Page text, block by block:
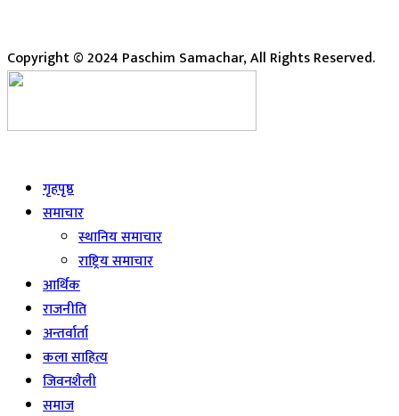
Copyright © 2024 Paschim Samachar, All Rights Reserved.
गृहपृष्ठ
समाचार
स्थानिय समाचार
राष्ट्रिय समाचार
आर्थिक
राजनीति
अन्तर्वार्ता
कला साहित्य
जिवनशैली
समाज